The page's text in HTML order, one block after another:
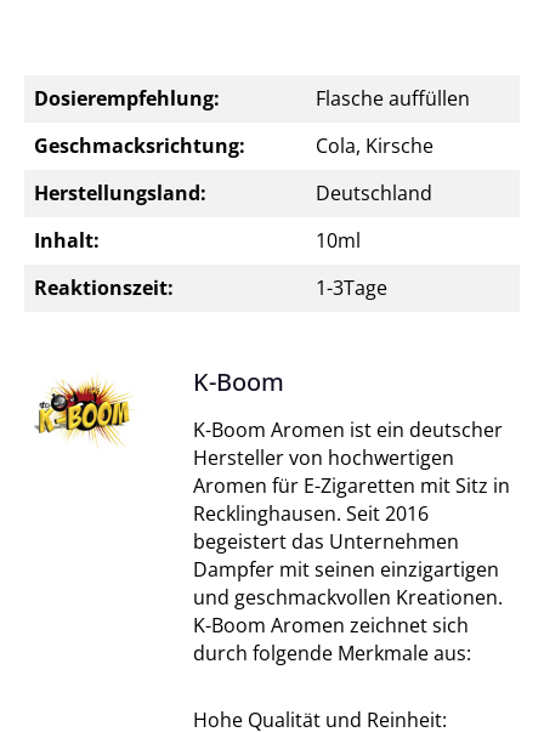
Dosierempfehlung:
Flasche auffüllen
Geschmacksrichtung:
Cola, Kirsche
Herstellungsland:
Deutschland
Inhalt:
10ml
Reaktionszeit:
1-3Tage
K-Boom
K-Boom Aromen ist ein deutscher
Hersteller von hochwertigen
Aromen für E-Zigaretten mit Sitz in
Recklinghausen. Seit 2016
begeistert das Unternehmen
Dampfer mit seinen einzigartigen
und geschmackvollen Kreationen.
K-Boom Aromen zeichnet sich
durch folgende Merkmale aus:
Hohe Qualität und Reinheit: